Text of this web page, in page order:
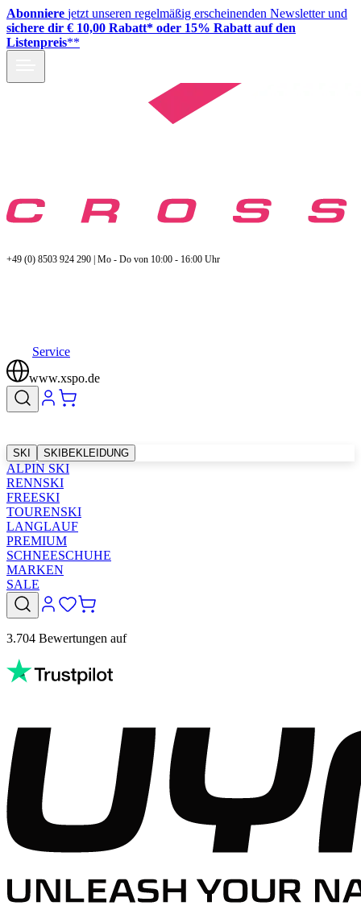
Abonniere jetzt unseren regelmäßig erscheinenden Newsletter und
sichere dir € 10,00 Rabatt* oder 15% Rabatt auf den
Listenpreis**
+49 (0) 8503 924 290 | Mo - Do von 10:00 - 16:00 Uhr
Service
www.xspo.de
SKI SKIBEKLEIDUNG
ALPIN SKI
RENNSKI
FREESKI
TOURENSKI
LANGLAUF
PREMIUM
SCHNEESCHUHE
MARKEN
SALE
3.704 Bewertungen auf